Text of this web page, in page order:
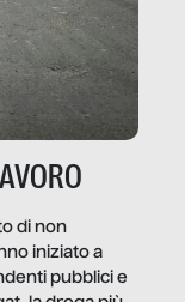
di non
iniziato a
pubblici e